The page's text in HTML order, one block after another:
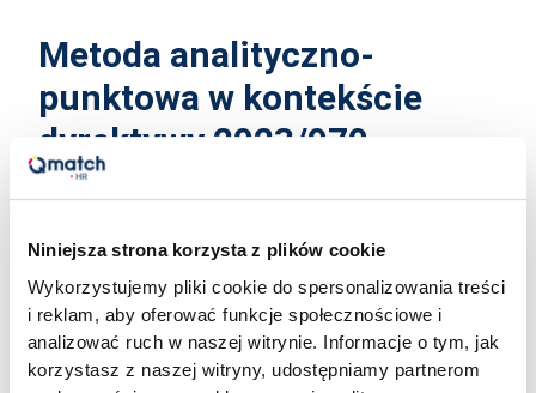
Niniejsza strona korzysta z plików cookie
Wykorzystujemy pliki cookie do spersonalizowania treści
i reklam, aby oferować funkcje społecznościowe i
analizować ruch w naszej witrynie. Informacje o tym, jak
korzystasz z naszej witryny, udostępniamy partnerom
Metoda analityczno-
punktowa w kontekście
dyrektywy 2023/970
Spośród wszystkich dostępnych podejść to właśnie
się pod względem zgodności z aktualnymi
wymogami prawnymi i standardami
równościowymi. Jako jedna z nielicznych metod w